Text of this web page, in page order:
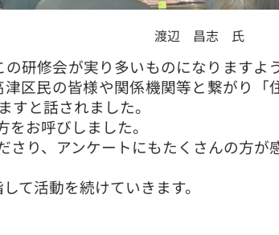
渡辺 昌志 氏
研修会が実り多いものになりますよ
区民の皆様や関係機関等と繋がり「
と話されました。
お呼びしました。
り、アンケートにもたくさんの方が
て活動を続けていきます。